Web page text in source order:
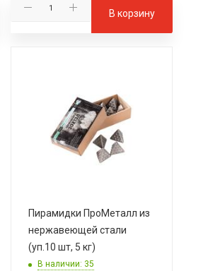
В корзину
Пирамидки ПроМеталл из
нержавеющей стали
(уп.10 шт, 5 кг)
В наличии: 35